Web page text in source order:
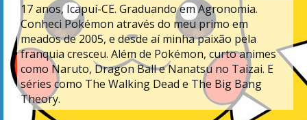
17anos, Icapuí-CE. Graduando em Agronomia.
Conheci Pokémon através do meu primo em
meados de 2005, e desde aí minha paixão pela
franquia cresceu. Além de Pokémon, curto animes
como Naruto, Dragon Ball e Nanatsu no Taizai. E
séries como The Walking Dead e The Big Bang
Theory.